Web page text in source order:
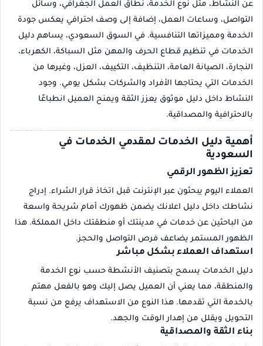
عن النشاط، مثل نوع الخدمة، نطاق العمل الجغرافي، وسائل
التواصل، وساعات العمل، إضافة إلى وصف احترافي يعكس جودة
الخدمة ومميزاتها التنافسية. في السوق السعودي، يساهم دليل
الخدمات في تنظيم قطاع الحرف والمهن مثل السباكة، الكهرباء،
النجارة، الصيانة العامة، التنظيف، التكييف، العزل، وغيرها من
الخدمات التي يحتاجها الأفراد والشركات بشكل يومي. وجود
النشاط داخل دليل موثوق يعزز الثقة ويمنح العميل انطباعًا
بالاحترافية والمصداقية.
أهمية دليل الخدمات لمقدمي الخدمات في
السعودية
تعزيز الظهور الرقمي
العملاء اليوم يبحثون عبر الإنترنت قبل اتخاذ قرار الشراء. إدراج
نشاطك داخل دليل اعلانك يضمن ظهورك أمام شريحة واسعة
من الباحثين عن خدمات في مدينتك أو منطقتك داخل المملكة. هذا
الظهور المستمر يضاعف فرص التواصل والحجز.
استهداف العملاء بشكل مباشر
دليل الخدمات يسمح بتصنيف الأنشطة حسب نوع الخدمة
والمنطقة، مما يعني أن العميل يصل إليك وهو بالفعل مهتم
بالخدمة التي تقدمها. هذا النوع من الاستهداف يرفع من نسبة
التحويل ويقلل من إهدار الوقت والجهد.
بناء الثقة والمصداقية